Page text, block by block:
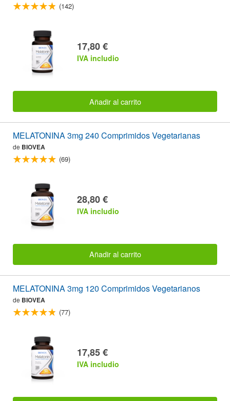
(142)
17,80 €
IVA includio
Añadir al carrito
MELATONINA 3mg 240 Comprimidos Vegetarianas
de BIOVEA
(69)
28,80 €
IVA includio
Añadir al carrito
MELATONINA 3mg 120 Comprimidos Vegetarianos
de BIOVEA
(77)
17,85 €
IVA includio